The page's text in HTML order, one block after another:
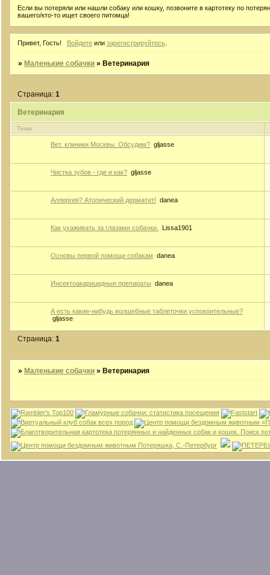
Если вы потеряли или нашли собаку или кошку, позвоните в картотеку по
вашего/кто-то ищет своего питомца!
Привет, Гость! Войдитеили зарегистрируйтесь
» Маленькие собачки » Ветеринария
Ветеринария
Страница:1
Тема
Вет. клиники Москвы. Обсудим? gljasse
Чистка зубов - где и как? gljasse
Аллергия? Атопический дерматит! danea
Как ухаживать за глазами собачки. Lissa1901
Основы первой помощи собакам danea
Инсектоакарицидные препараты danea
А есть какие-нибудь волшебные таблеточки успокоительные?
gljasse
Страница:1
» Маленькие собачки »Ветеринария